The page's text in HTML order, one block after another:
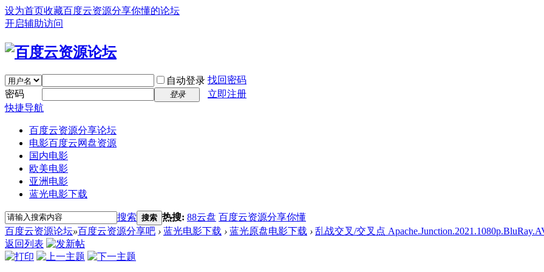
设为首页收藏百度云资源分享你懂的论坛
开启辅助访问
自动登录 找回密码
密码
登录
立即注册
快捷导航
百度云资源分享论坛
电影百度云网盘资源
国内电影
欧美电影
亚洲电影
蓝光电影下载
搜索 搜索 热搜: 88云盘 百度云资源分享你懂
百度云资源论坛»百度云资源分享吧 › 蓝光电影下载 › 蓝光原盘电影下载 › 乱战交叉/交叉点
返回列表